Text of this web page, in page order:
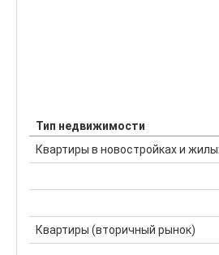
Тип недвижимости
Квартиры в новостройках и
Квартиры (вторичный рынок)